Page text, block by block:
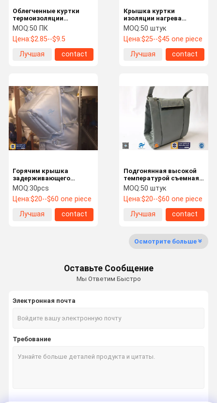
Путешестви
Е Фабрики
Проверка
Качества
Свяжитесь
Новости
Shoppping
покрынная силиконом ткань стеклоткани
Крышка куртки
изоляции нагрева
электрическим током
съемная и
многоразовая
MOQ:50 штук
Цена:$25--$45 one piece
Лучшая
contact
Облегченные куртки
термоизоляции
стеклоткани, съемная
изоляция покрывают
огнезамедлительное
MOQ:50 ПК
Цена:$2.85--$9.5
Лучшая
contact
Подгонянная высокой
температурой съемная
крышка куртки
термоизоляции
MOQ:50 штук
Цена:$20--$60 one piece
Лучшая
contact
Горячим крышка
задерживающего
клапана куртки
изоляции серым
съемным покрытая
MOQ:30pcs
Цена:$20--$60 one piece
Лучшая
contact
Осмотрите больше
Оставьте Сообщение
Мы Ответим Быстро
Электронная почта
Требование